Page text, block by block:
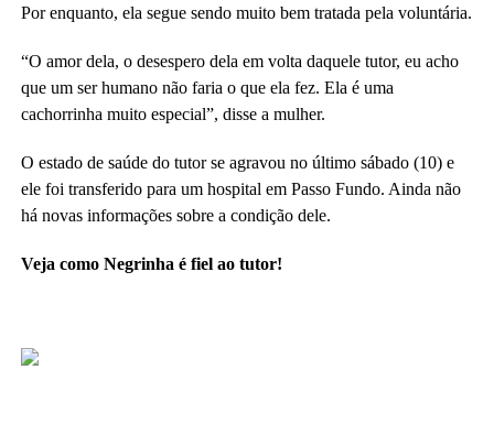
Por enquanto, ela segue sendo muito bem tratada pela voluntária.
“O amor dela, o desespero dela em volta daquele tutor, eu acho
que um ser humano não faria o que ela fez. Ela é uma
cachorrinha muito especial”, disse a mulher.
O estado de saúde do tutor se agravou no último sábado (10) e
ele foi transferido para um hospital em Passo Fundo. Ainda não
há novas informações sobre a condição dele.
Veja como Negrinha é fiel ao tutor!